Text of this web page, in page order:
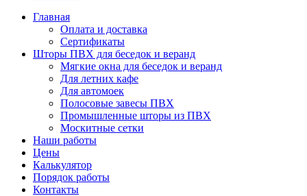
Главная
Оплата и доставка
Сертификаты
Шторы ПВХ для беседок и веранд
Мягкие окна для беседок и веранд
Для летних кафе
Для автомоек
Полосовые завесы ПВХ
Промышленные шторы из ПВХ
Москитные сетки
Наши работы
Цены
Калькулятор
Порядок работы
Контакты